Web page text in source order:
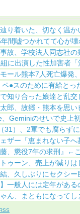
り着いた、切なく温か
年間嘘つかれてて心が
故、学校法人同志社の
組に出演した性加害者
モール熊本7人死亡爆発
ペ●スのために有給とっ
知り合った娘達と乱交
太郎、故郷・熊本を思
、Geminiのせいで史上
31）、2軍でも腐らず
ェザー「恵まれない子
藤、懲役7年の求刑』←
トゥーン、売上が減り
結、久しぶりにセクシ
】一般人には定年があ
ん、まともになってし